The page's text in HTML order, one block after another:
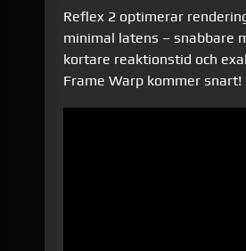
Reflex 2 optimerar
minimal latens – snabbare
kortare reaktionstid och
Frame Warp kommer snart!